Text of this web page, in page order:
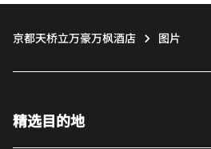
京都天桥立万豪万枫酒店 图片
精选目的地